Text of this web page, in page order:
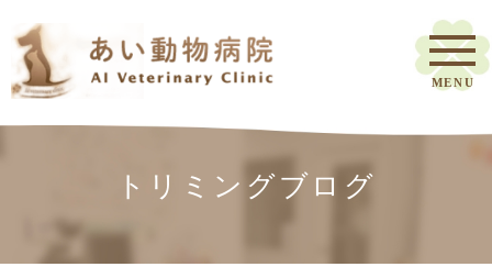
トリミングブログ